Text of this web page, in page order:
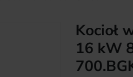
Kocioł
16 kW